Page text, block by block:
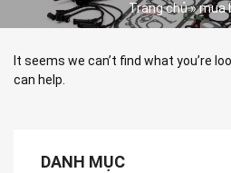
Trang chủ»mua
DANH MỤC
It seems we can’t find what you’re
can help.